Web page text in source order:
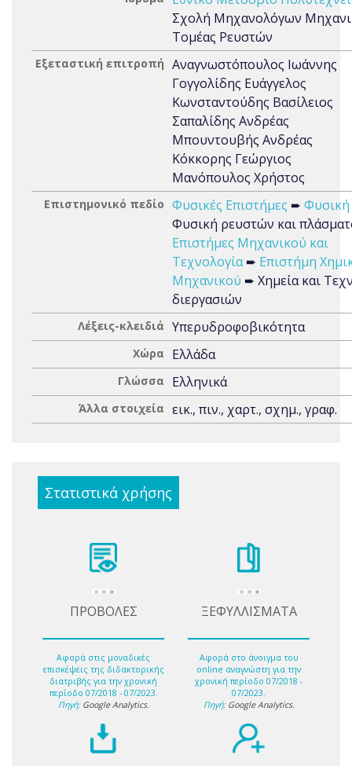
Σχολή Μηχανολόγων
Τομέας Ρευστών
Εξεταστική επιτροπή Αναγνωστόπουλος Ιωάννης
Γογγολίδης Ευάγγελος
Κωνσταντούδης Βασίλειος
Σαπαλίδης Ανδρέας
Μπουντουβής Ανδρέας
Κόκκορης Γεώργιος
Μανόπουλος Χρήστος
Επιστημονικό πεδίο Φυσικές Επιστήμες ➨ Φυσική
Φυσική ρευστών και
Επιστήμες Μηχανικού και
Τεχνολογία➨ Επιστήμη
Μηχανικού ➨ Χημεία και
διεργασιών
Λέξεις-κλειδιά Υπερυδροφοβικότητα
Χώρα Ελλάδα
Γλώσσα Ελληνικά
Άλλα στοιχεία εικ., πιν., χαρτ., σχημ., γραφ.
Στατιστικά χρήσης
ΠΡΟΒΟΛΕΣ
Αφορά στις μοναδικές
επισκέψεις της διδακτορικής
διατριβής για την χρονική
περίοδο 07/2018 - 07/2023.
Πηγή: Google Analytics.
ΞΕΦΥΛΛΙΣΜΑΤΑ
Αφορά στο άνοιγμα του
online αναγνώστη για την
χρονική περίοδο 07/2018 -
07/2023.
Πηγή: Google Analytics.